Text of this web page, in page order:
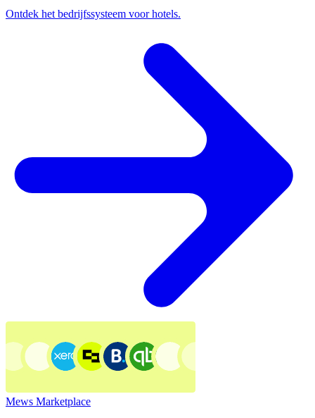
Ontdek het bedrijfssysteem voor hotels.
Mews Marketplace